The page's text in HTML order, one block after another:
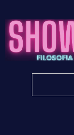
para
conteúdo